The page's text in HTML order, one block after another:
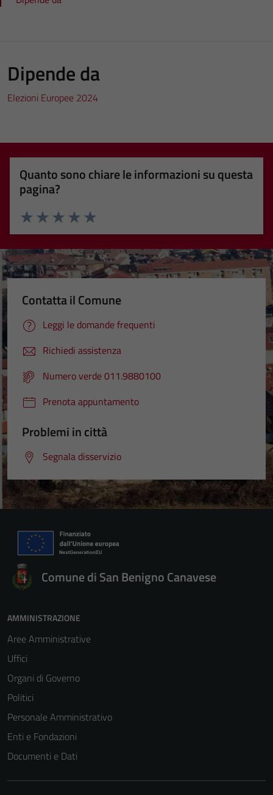
Dipende da
Elezioni Europee 2024
Quanto sono chiare le informazioni su questa
pagina?
Valuta 5 stelle su 5
Valuta 4 stelle su 5
Valuta 3 stelle su 5
Valuta 2 stelle su 5
Valuta 1 stelle su 5
Contatta il Comune
Leggi le domande frequenti
Richiedi assistenza
Numero verde 011.9880100
Prenota appuntamento
Problemi in città
Segnala disservizio
Comune di San Benigno Canavese
AMMINISTRAZIONE
Aree Amministrative
Uffici
Organi di Governo
Politici
Personale Amministrativo
Enti e Fondazioni
Documenti e Dati